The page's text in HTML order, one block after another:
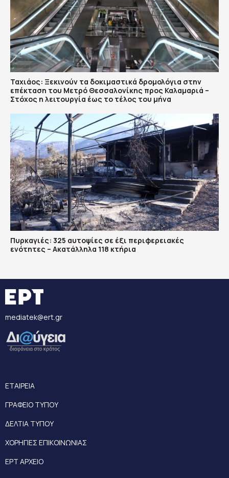
Ταχιάος: Ξεκινούν τα δοκιμαστικά δρομολόγια στην
επέκταση του Μετρό Θεσσαλονίκης προς Καλαμαριά –
Στόχος η λειτουργία έως το τέλος του μήνα
Πυρκαγιές: 325 αυτοψίες σε έξι περιφερειακές
ενότητες – Ακατάλληλα 118 κτήρια
mediatek@ert.gr
ΕΤΑΙΡΕΙΑ
ΓΡΑΦΕΙΟ ΤΥΠΟΥ
ΔΕΛΤΙΑ ΤΥΠΟΥ
ΧΟΡΗΓΙΕΣ ΕΠΙΚΟΙΝΩΝΙΑΣ
ΕΡΤ ΑΡΧΕΙΟ